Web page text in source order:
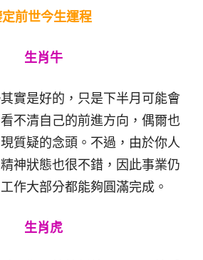
前世今生運程
生肖牛
實是好的，只是下半月可能會
不清自己的前進方向，偶爾也
質疑的念頭。不過，由於你人
神狀態也很不錯，因此事業仍
作大部分都能夠圓滿完成。
生肖虎